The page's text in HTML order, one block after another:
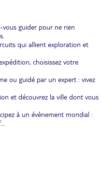
vous guider pour ne rien
qui allient exploration et
choisissez votre
ou guidé par un expert : vivez
et découvrez la ville dont vous
à un évènement mondial :